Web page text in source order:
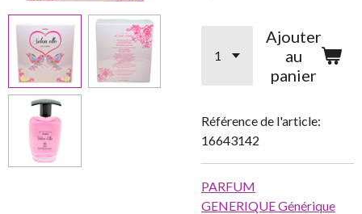
Ajouter
au
panier
Référence de l'article:
16643142
PARFUM
GENERIQUEGénérique